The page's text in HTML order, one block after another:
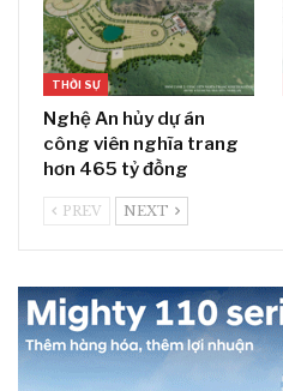
THỜI SỰ
Nghệ An hủy dự án
công viên nghĩa trang
hơn 465 tỷ đồng
PREV NEXT